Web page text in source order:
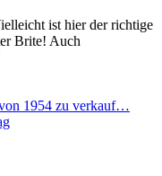
ist hier der richtige
Brite! Auch
1954 zu verkauf…